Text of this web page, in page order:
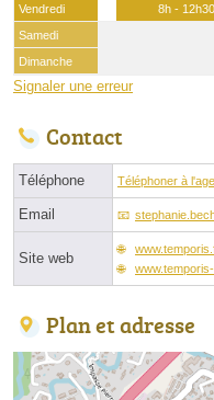
Vendredi
8h - 12h30
Samedi
Dimanche
Signaler une erreur
Contact
Téléphone Téléphoner à
Email
Site web
Plan et adresse